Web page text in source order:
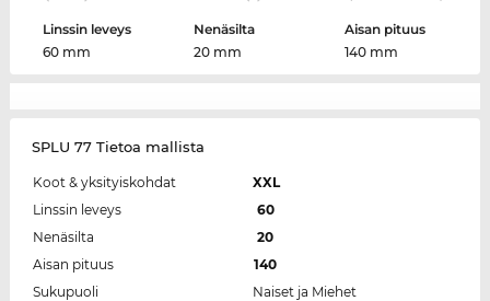
Linssin leveys
60 mm
Nenäsilta
20 mm
Aisan pituus
140 mm
SPLU 77 Tietoa mallista
Koot & yksityiskohdat
XXL
Linssin leveys
60
Nenäsilta
20
Aisan pituus
140
Sukupuoli
Naiset ja Miehet